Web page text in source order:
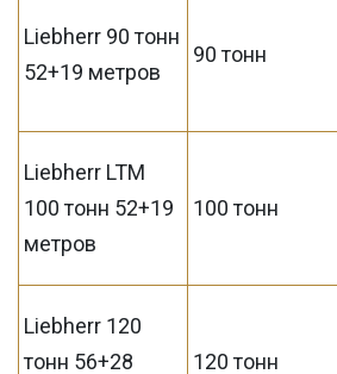
Liebherr 90 тонн
52+19 метров
90 тонн
Liebherr LTM
100 тонн 52+19
метров
100 тонн
Liebherr 120
тонн 56+28
120 тонн